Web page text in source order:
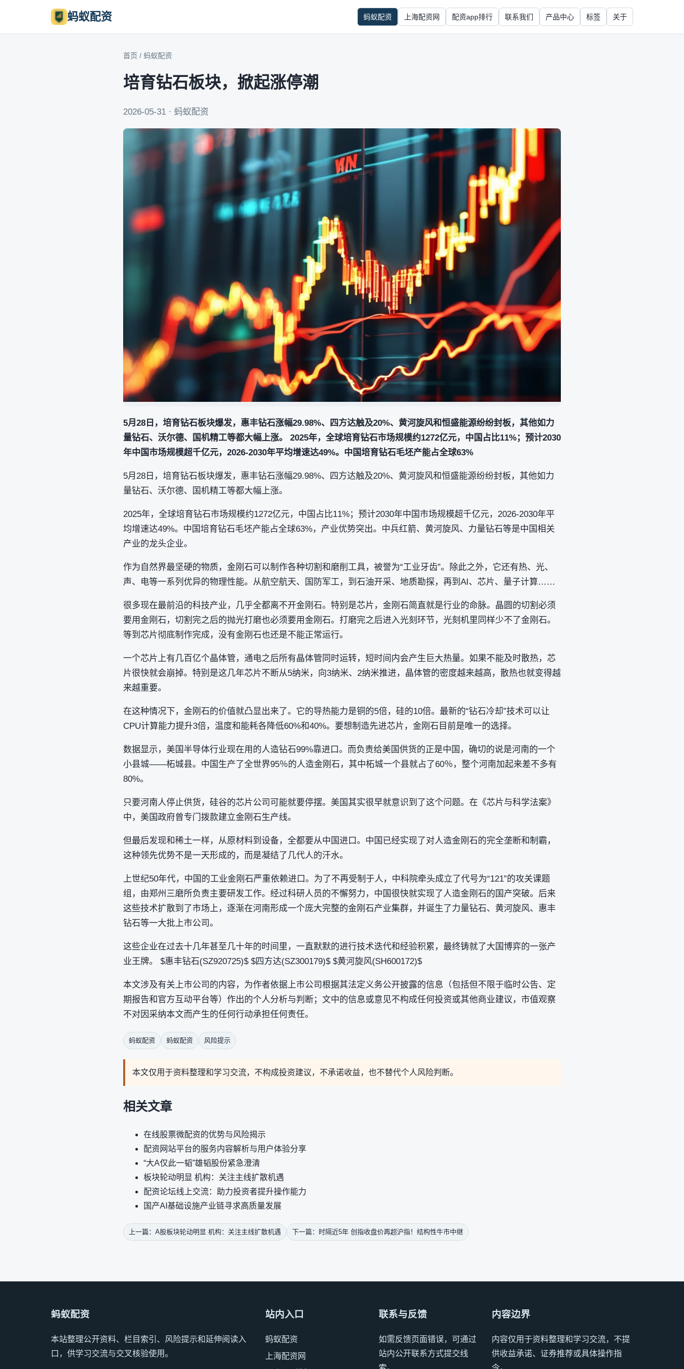
蚂蚁配资 蚂蚁配资 上海配资网 配资app排行 联系我们 产品中心 标签 关于
首页 / 蚂蚁配资
培育钻石板块，掀起涨停潮
2026-05-31 · 蚂蚁配资
5月28日，培育钻石板块爆发，惠丰钻石涨幅29.98%、四方达触及20%、黄河旋风和恒盛能源纷纷封板，其他如力
量钻石、沃尔德、国机精工等都大幅上涨。 2025年，全球培育钻石市场规模约1272亿元，中国占比11%；预计2030
年中国市场规模超千亿元，2026-2030年平均增速达49%。中国培育钻石毛坯产能占全球63%
5月28日，培育钻石板块爆发，惠丰钻石涨幅29.98%、四方达触及20%、黄河旋风和恒盛能源纷纷封板，其他如力
量钻石、沃尔德、国机精工等都大幅上涨。
2025年，全球培育钻石市场规模约1272亿元，中国占比11%；预计2030年中国市场规模超千亿元，2026-2030年平
均增速达49%。中国培育钻石毛坯产能占全球63%，产业优势突出。中兵红箭、黄河旋风、力量钻石等是中国相关
产业的龙头企业。
作为自然界最坚硬的物质，金刚石可以制作各种切割和磨削工具，被誉为“工业牙齿”。除此之外，它还有热、光、
声、电等一系列优异的物理性能。从航空航天、国防军工，到石油开采、地质勘探，再到AI、芯片、量子计算……
很多现在最前沿的科技产业，几乎全都离不开金刚石。特别是芯片，金刚石简直就是行业的命脉。晶圆的切割必须
要用金刚石，切割完之后的抛光打磨也必须要用金刚石。打磨完之后进入光刻环节，光刻机里同样少不了金刚石。
等到芯片彻底制作完成，没有金刚石也还是不能正常运行。
一个芯片上有几百亿个晶体管，通电之后所有晶体管同时运转，短时间内会产生巨大热量。如果不能及时散热，芯
片很快就会崩掉。特别是这几年芯片不断从5纳米，向3纳米、2纳米推进，晶体管的密度越来越高，散热也就变得越
来越重要。
在这种情况下，金刚石的价值就凸显出来了。它的导热能力是铜的5倍，硅的10倍。最新的“钻石冷却”技术可以让
CPU计算能力提升3倍，温度和能耗各降低60%和40%。要想制造先进芯片，金刚石目前是唯一的选择。
数据显示，美国半导体行业现在用的人造钻石99%靠进口。而负责给美国供货的正是中国，确切的说是河南的一个
小县城——柘城县。中国生产了全世界95％的人造金刚石，其中柘城一个县就占了60％，整个河南加起来差不多有
80%。
只要河南人停止供货，硅谷的芯片公司可能就要停摆。美国其实很早就意识到了这个问题。在《芯片与科学法案》
中，美国政府曾专门拨款建立金刚石生产线。
但最后发现和稀土一样，从原材料到设备，全都要从中国进口。中国已经实现了对人造金刚石的完全垄断和制霸，
这种领先优势不是一天形成的，而是凝结了几代人的汗水。
上世纪50年代，中国的工业金刚石严重依赖进口。为了不再受制于人，中科院牵头成立了代号为“121”的攻关课题
组，由郑州三磨所负责主要研发工作。经过科研人员的不懈努力，中国很快就实现了人造金刚石的国产突破。后来
这些技术扩散到了市场上，逐渐在河南形成一个庞大完整的金刚石产业集群，并诞生了力量钻石、黄河旋风、惠丰
钻石等一大批上市公司。
这些企业在过去十几年甚至几十年的时间里，一直默默的进行技术迭代和经验积累，最终铸就了大国博弈的一张产
业王牌。 $惠丰钻石(SZ920725)$ $四方达(SZ300179)$ $黄河旋风(SH600172)$
本文涉及有关上市公司的内容，为作者依据上市公司根据其法定义务公开披露的信息（包括但不限于临时公告、定
期报告和官方互动平台等）作出的个人分析与判断；文中的信息或意见不构成任何投资或其他商业建议，市值观察
不对因采纳本文而产生的任何行动承担任何责任。
蚂蚁配资 蚂蚁配资 风险提示
本文仅用于资料整理和学习交流，不构成投资建议，不承诺收益，也不替代个人风险判断。
相关文章
在线股票微配资的优势与风险揭示
配资网站平台的服务内容解析与用户体验分享
“大A仅此一韬”雄韬股份紧急澄清
板块轮动明显 机构：关注主线扩散机遇
配资论坛线上交流：助力投资者提升操作能力
国产AI基础设施产业链寻求高质量发展
上一篇：A股板块轮动明显 机构：关注主线扩散机遇 下一篇：时隔近5年 创指收盘价再超沪指！结构性牛市中继
蚂蚁配资
本站整理公开资料、栏目索引、风险提示和延伸阅读入
口，供学习交流与交叉核验使用。
站内入口
蚂蚁配资
上海配资网
联系与反馈
如需反馈页面错误，可通过
站内公开联系方式提交线
内容边界
内容仅用于资料整理和学习交流，不提
供收益承诺、证券推荐或具体操作指